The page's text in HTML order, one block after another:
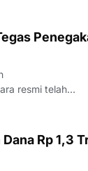
resmi telah
Bareskrim
Rp 1,3